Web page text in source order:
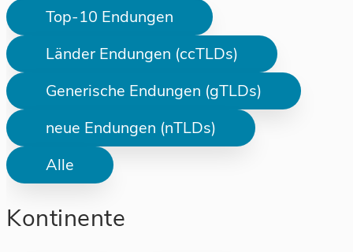
Top-10 Endungen
Länder Endungen (ccTLDs)
Generische Endungen (gTLDs)
neue Endungen (nTLDs)
Alle
Kontinente